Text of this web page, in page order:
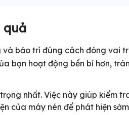
quả
và bảo trì đúng cách đóng vai
bạn hoạt động bền bỉ hơn,
nhất. Việc này giúp kiểm
của máy nén để phát hiện sớm